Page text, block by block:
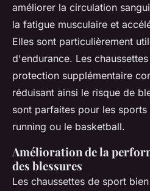
améliorer la circulation
la fatigue musculaire et
Elles sont particulièrement
d'endurance. Les
protection supplémentaire
réduisant ainsi le risque de
sont parfaites pour les
running ou le basketball.
Amélioration de la
des blessures
Les chaussettes de sport